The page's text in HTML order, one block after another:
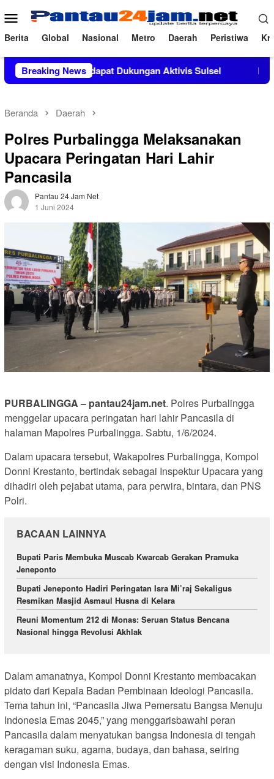
ke
konten
Menu
Mobile
Berita Global Nasional Metro Daerah Peristiwa
Breaking News
Mendapat Dukungan Aktivis Sulsel Kapolres
Beranda Daerah
Polres Purbalingga Melaksanakan
Upacara Peringatan Hari Lahir
Pancasila
Pantau 24 Jam Net
1 Juni 2024
PURBALINGGA – pantau24jam.net. Polres Purbalingga
menggelar upacara peringatan hari lahir Pancasila di
halaman Mapolres Purbalingga. Sabtu, 1/6/2024.
Dalam upacara tersebut, Wakapolres Purbalingga, Kompol
Donni Krestanto, bertindak sebagai Inspektur Upacara yang
dihadiri oleh pejabat utama, para perwira, bintara, dan PNS
Polri.
BACAAN LAINNYA
Bupati Paris Membuka Muscab Kwarcab Gerakan Pramuka
Jeneponto
Bupati Jeneponto Hadiri Peringatan Isra Mi’raj Sekaligus
Resmikan Masjid Asmaul Husna di Kelara
Reuni Momentum 212 di Monas: Seruan Status Bencana
Nasional hingga Revolusi Akhlak
Dalam amanatnya, Kompol Donni Krestanto membacakan
pidato dari Kepala Badan Pembinaan Ideologi Pancasila.
Tema tahun ini, “Pancasila Jiwa Pemersatu Bangsa Menuju
Indonesia Emas 2045,” yang menggarisbawahi peran
Pancasila dalam menyatukan bangsa Indonesia di tengah
keragaman suku, agama, budaya, dan bahasa, seiring
dengan visi Indonesia Emas.